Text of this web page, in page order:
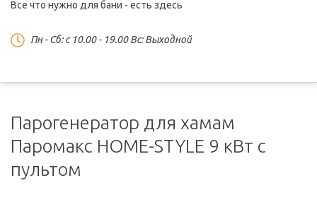
Все что нужно для бани - есть здесь
Пн - Сб: c 10.00 - 19.00 Вс: Выходной
Парогенератор для хамам
Паромакс HOME-STYLE 9 кВт с
пультом